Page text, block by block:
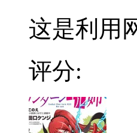
这是利用
评分: